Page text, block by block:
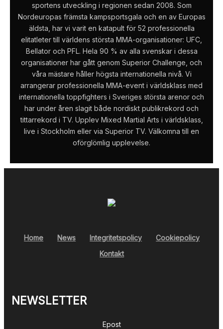
sportens utveckling i regionen sedan 2008. Som
Nordeuropas främsta kampsportsgala och en av Europas
äldsta, har vi varit en katapult för 52 professionella
elitatleter till världens största MMA-organisationer: UFC,
Bellator och PFL. Hela 90 % av alla svenskar i dessa
organisationer har gått genom Superior Challenge, och
våra mästare håller högsta internationella nivå. Vi
arrangerar professionella MMA-event i världsklass med
internationella toppfighters i Sveriges största arenor och
har under åren slagit både nordiskt publikrekord och
tittarrekord i TV. Upplev Mixed Martial Arts i världsklass,
live i Stockholm eller via Superior TV. Välkomna till en
oförglömlig upplevelse.
Home News Integritetspolicy
Cookiepolicy
Kontakt
NEWSLETTER
Epost